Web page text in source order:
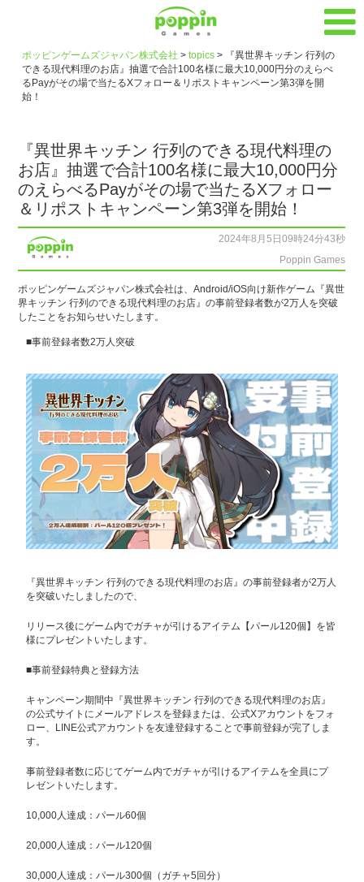
ポッピンゲームズジャパン株式会社 > topics>
『異世界キッチン 行列の
できる現代料理のお店』抽選で合計100名様に最大10,000円分のえらべ
るPayがその場で当たるXフォロー＆リポストキャンペーン第3弾を開
始！
『異世界キッチン 行列のできる現代料理の
お店』抽選で合計100名様に最大10,000円分
のえらべるPayがその場で当たるXフォロー
＆リポストキャンペーン第3弾を開始！
2024年8月5日09時24分43秒
Poppin Games
ポッピンゲームズジャパン株式会社は、Android/iOS向け新作ゲーム『異世
界キッチン 行列のできる現代料理のお店』の事前登録者数が2万人を突破
したことをお知らせいたします。
■事前登録者数2万人突破
『異世界キッチン 行列のできる現代料理のお店』の事前登録者が2万人
を突破いたしましたので、
リリース後にゲーム内でガチャが引けるアイテム【パール120個】を皆
様にプレゼントいたします。
■事前登録特典と登録方法
キャンペーン期間中『異世界キッチン 行列のできる現代料理のお店』
の公式サイトにメールアドレスを登録または、公式Xアカウントをフォ
ロー、LINE公式アカウントを友達登録することで事前登録が完了しま
す。
事前登録者数に応じてゲーム内でガチャが引けるアイテムを全員にプ
レゼントいたします。
10,000人達成：パール60個
20,000人達成：パール120個
30,000人達成：パール300個（ガチャ5回分）